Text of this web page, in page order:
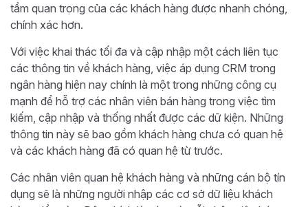
tầm quan trọng của các khách hàng được nhanh chóng,
chính xác hơn.
Với việc khai thác tối đa và cập nhập một cách liên tục
các thông tin về khách hàng, việc áp dụng CRM trong
ngân hàng hiện nay chính là một trong những công cụ
mạnh để hỗ trợ các nhân viên bán hàng trong việc tìm
kiếm, cập nhập và thống nhất được các dữ kiện. Những
thông tin này sẽ bao gồm khách hàng chưa có quan hệ
và các khách hàng đã có quan hệ từ trước.
Các nhân viên quan hệ khách hàng và những cán bộ tín
dụng sẽ là những người nhập các cơ sở dữ liệu khách